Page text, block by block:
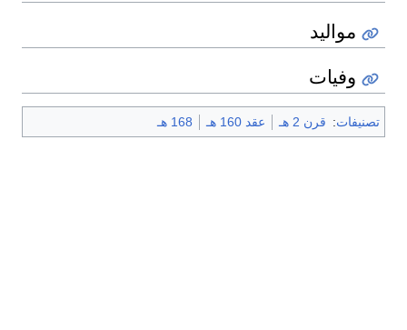
مواليد
وفيات
تصنيفات: قرن 2 هـ عقد 160 هـ 168 هـ